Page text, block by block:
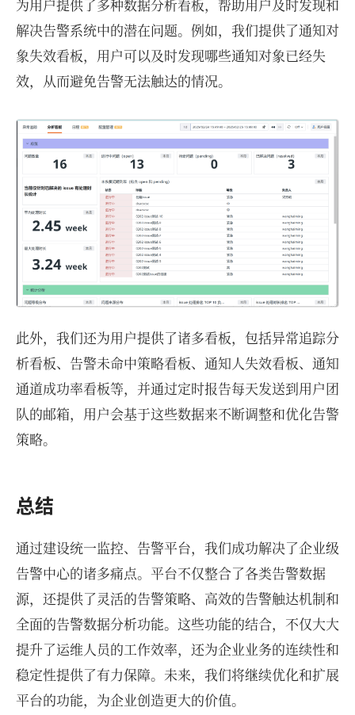
为用户提供了多种数据分析看板，帮助用户及时发现和
解决告警系统中的潜在问题。例如，我们提供了通知对
象失效看板，用户可以及时发现哪些通知对象已经失
效，从而避免告警无法触达的情况。
此外，我们还为用户提供了诸多看板，包括异常追踪分
析看板、告警未命中策略看板、通知人失效看板、通知
通道成功率看板等，并通过定时报告每天发送到用户团
队的邮箱，用户会基于这些数据来不断调整和优化告警
策略。
总结
通过建设统一监控、告警平台，我们成功解决了企业级
告警中心的诸多痛点。平台不仅整合了各类告警数据
源，还提供了灵活的告警策略、高效的告警触达机制和
全面的告警数据分析功能。这些功能的结合，不仅大大
提升了运维人员的工作效率，还为企业业务的连续性和
稳定性提供了有力保障。未来，我们将继续优化和扩展
平台的功能，为企业创造更大的价值。